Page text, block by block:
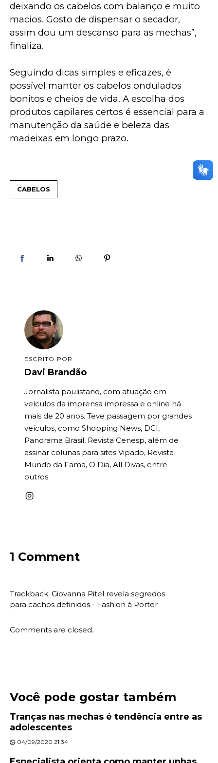
deixando os cabelos com balanço e muito
macios. Gosto de dispensar o secador,
assim dou um descanso para as mechas”,
finaliza.
Seguindo dicas simples e eficazes, é
possível manter os cabelos ondulados
bonitos e cheios de vida. A escolha dos
produtos capilares certos é essencial para a
manutenção da saúde e beleza das
madeixas em longo prazo.
CABELOS
ESCRITO POR
Davi Brandão
Jornalista paulistano, com atuação em
veículos da imprensa impressa e online há
mais de 20 anos. Teve passagem por grandes
veículos, como Shopping News, DCI,
Panorama Brasil, Revista Cenesp, além de
assinar colunas para sites Vipado, Revista
Mundo da Fama, O Dia, All Divas, entre
outros.
1 Comment
Trackback: Giovanna Pitel revela segredos
para cachos definidos - Fashion à Porter
Comments are closed.
Você pode gostar também
Tranças nas mechas é tendência entre as
adolescentes
04/09/2020 21:34